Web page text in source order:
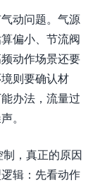
动问题。气源
偏小、节流阀
动作场景还要
则要确认材
办法，流量过
。
，真正的原因
辑：先看动作